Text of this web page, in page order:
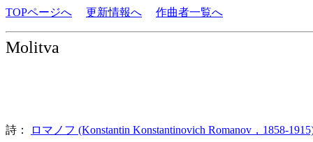
TOPページへ 更新情報へ 作曲者一覧へ
Molitva
詩： ロマノフ (Konstantin Konstantinovich Romanov，1858-